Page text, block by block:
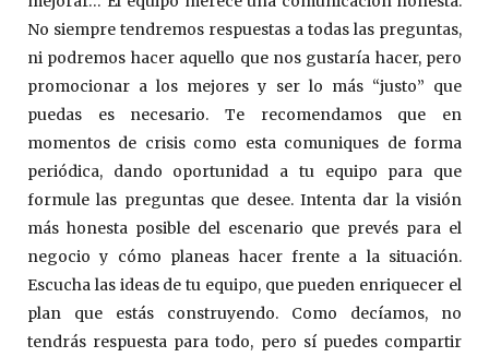
No siempre tendremos respuestas a todas las preguntas,
ni podremos hacer aquello que nos gustaría hacer, pero
promocionar a los mejores y ser lo más “justo” que
puedas es necesario. Te recomendamos que en
momentos de crisis como esta comuniques de forma
periódica, dando oportunidad a tu equipo para que
formule las preguntas que desee. Intenta dar la visión
más honesta posible del escenario que prevés para el
negocio y cómo planeas hacer frente a la situación.
Escucha las ideas de tu equipo, que pueden enriquecer el
plan que estás construyendo. Como decíamos, no
tendrás respuesta para todo, pero sí puedes compartir